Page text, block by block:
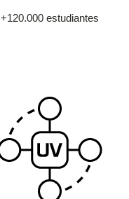
+120.000 estudiantes